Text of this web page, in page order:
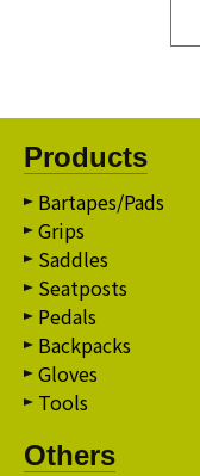
Products
Bartapes/Pads
Grips
Saddles
Seatposts
Pedals
Backpacks
Gloves
Tools
Others